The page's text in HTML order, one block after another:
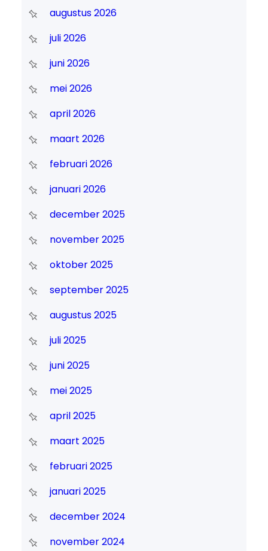
augustus 2026
juli 2026
juni 2026
mei 2026
april 2026
maart 2026
februari 2026
januari 2026
december 2025
november 2025
oktober 2025
september 2025
augustus 2025
juli 2025
juni 2025
mei 2025
april 2025
maart 2025
februari 2025
januari 2025
december 2024
november 2024